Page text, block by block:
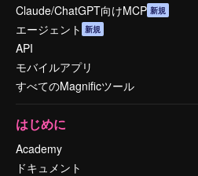
Claude/ChatGPT向けMCP 新規
エージェント 新規
API
モバイルアプリ
すべてのMagnificツール
はじめに
Academy
ドキュメント